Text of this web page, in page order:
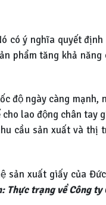
ý nghĩa quyết
phẩm tăng khả
độ ngày càng
lao động chân tay
cầu sản xuất và thị
xuất giấy của
Thực trạng về Công ty